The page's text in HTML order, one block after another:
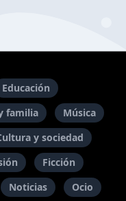
Educación
familia
Música
y sociedad
Ficción
Noticias
Ocio